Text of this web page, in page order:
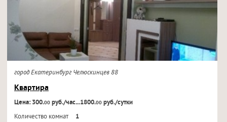
город Екатеринбург Челюскинцев 88
Квартира
Цена: 300.00руб./час...1800.00руб./сутки
Количество комнат
1